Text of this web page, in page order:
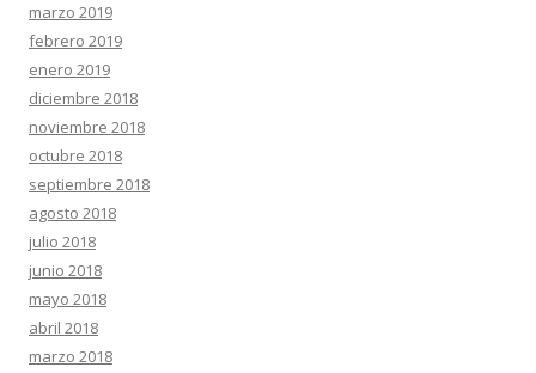
marzo 2019
febrero 2019
enero 2019
diciembre 2018
noviembre 2018
octubre 2018
septiembre 2018
agosto 2018
julio 2018
junio 2018
mayo 2018
abril 2018
marzo 2018